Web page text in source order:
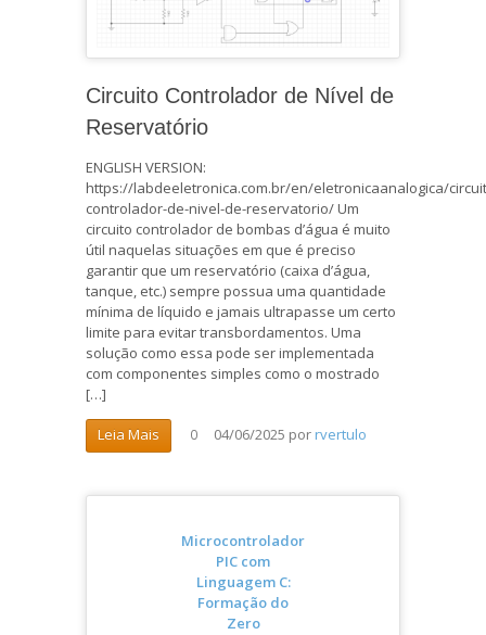
Circuito Controlador de Nível de
Reservatório
ENGLISH VERSION:
https://labdeeletronica.com.br/en/eletronicaanalogica/
controlador-de-nivel-de-reservatorio/ Um
circuito controlador de bombas d’água é muito
útil naquelas situações em que é preciso
garantir que um reservatório (caixa d’água,
tanque, etc.) sempre possua uma quantidade
mínima de líquido e jamais ultrapasse um certo
limite para evitar transbordamentos. Uma
solução como essa pode ser implementada
com componentes simples como o mostrado
[…]
Leia Mais 0 04/06/2025 por rvertulo
Microcontrolador
PIC com
Linguagem C:
Formação do
Zero